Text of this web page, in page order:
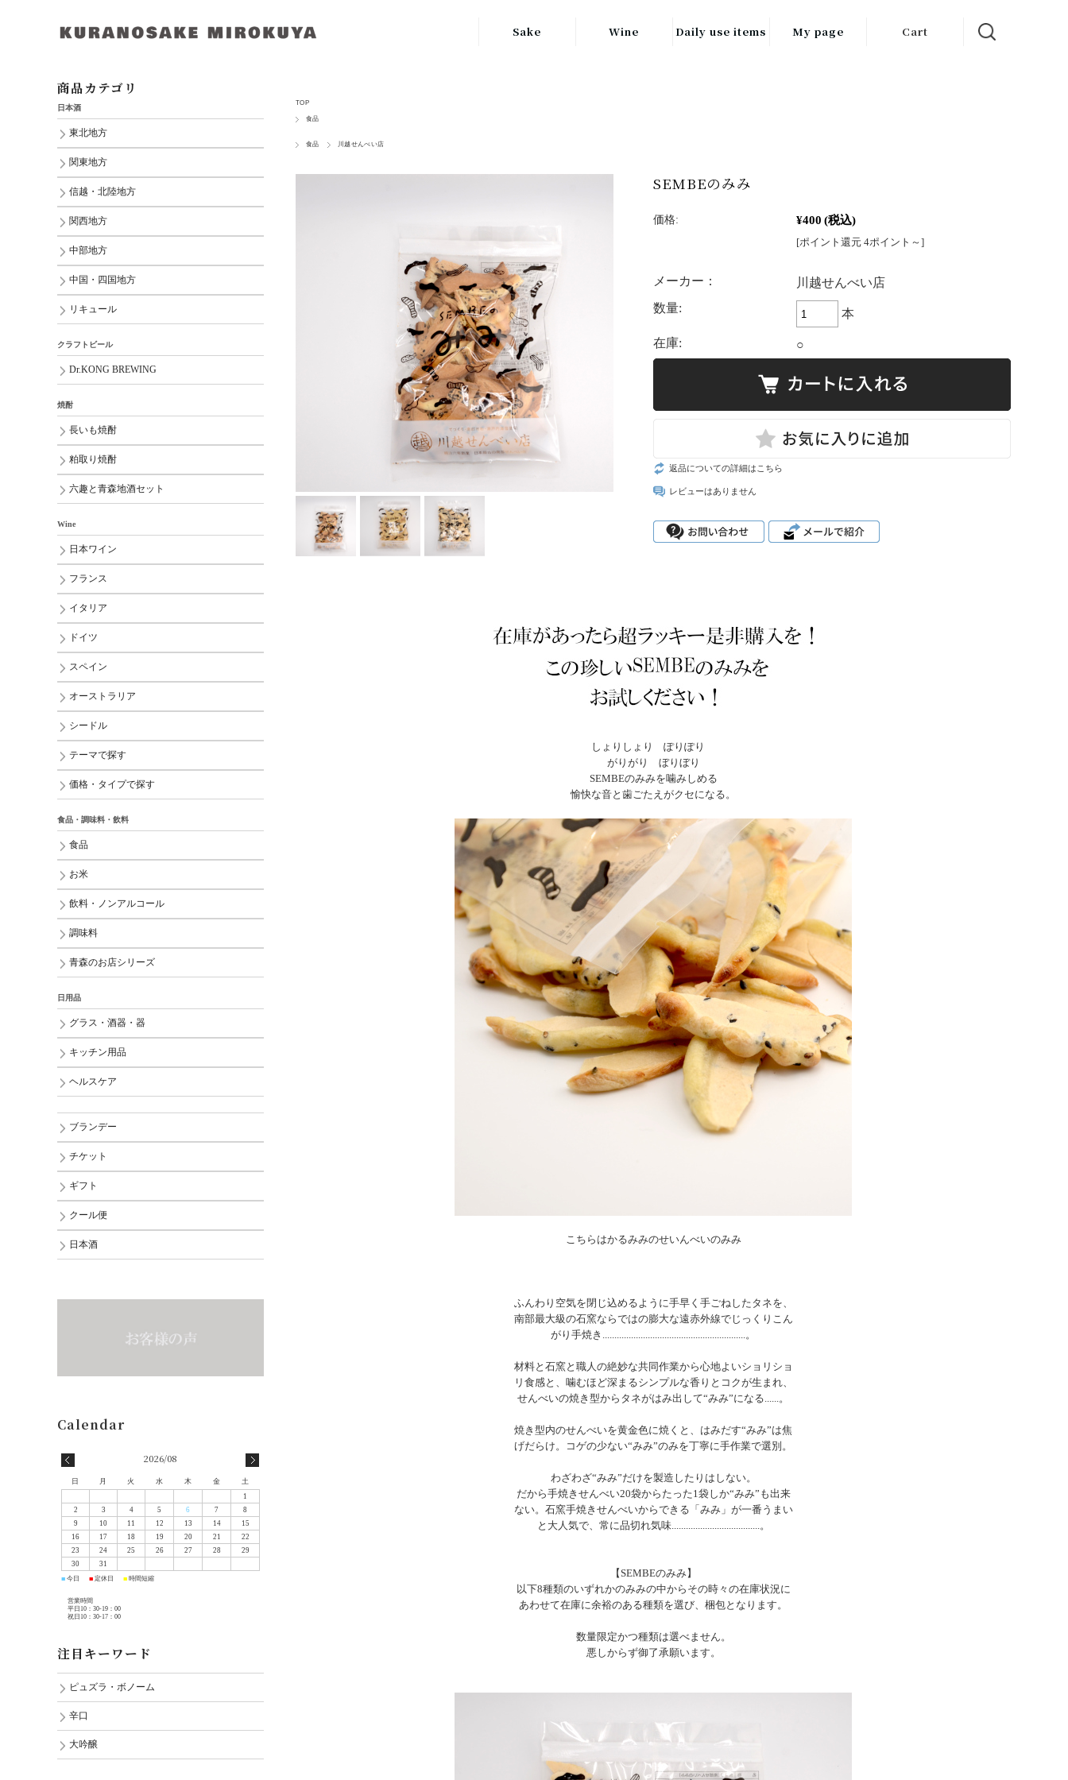
Sake
中部地方の地酒
中国・四国地方
の地酒
Wine
ITALY
Daily use items
キッチン用品
My page Cart
TOP
食品
食品 川越せんべい店
SEMBEのみみ
価格: ¥400 (税込)
[ポイント還元 4ポイント～]
メーカー：
川越せんべい店
数量:
本
在庫: ○
返品についての詳細はこちら
レビューはありません
しょりしょり ぽりぽり
がりがり ぼりぼり
SEMBEのみみを噛みしめる
愉快な音と歯ごたえがクセになる。
こちらはかるみみのせいんべいのみみ
ふんわり空気を閉じ込めるように手早く手ごねしたタネを、
南部最大級の石窯ならではの膨大な遠赤外線でじっくりこん
がり手焼き............................................................。
材料と石窯と職人の絶妙な共同作業から心地よいショリショ
リ食感と、噛むほど深まるシンプルな香りとコクが生まれ、
せんべいの焼き型からタネがはみ出して“みみ”になる......。
焼き型内のせんべいを黄金色に焼くと、はみだす“みみ”は焦
げだらけ。コゲの少ない“みみ”のみを丁寧に手作業で選別。
わざわざ“みみ”だけを製造したりはしない。
だから手焼きせんべい20袋からたった1袋しか“みみ”も出来
ない。石窯手焼きせんべいからできる「みみ」が一番うまい
と大人気で、常に品切れ気味.....................................。
【SEMBEのみみ】
以下8種類のいずれかのみみの中からその時々の在庫状況に
あわせて在庫に余裕のある種類を選び、梱包となります。
数量限定かつ種類は選べません。
悪しからず御了承願います。
商品カテゴリ
日本酒
東北地方
関東地方
信越・北陸地方
関西地方
中部地方
中国・四国地方
リキュール
クラフトビール
Dr.KONG BREWING
焼酎
長いも焼酎
粕取り焼酎
六趣と青森地酒セット
Wine
日本ワイン
フランス
イタリア
ドイツ
スペイン
オーストラリア
シードル
テーマで探す
価格・タイプで探す
食品・調味料・飲料
食品
お米
飲料・ノンアルコール
調味料
青森のお店シリーズ
日用品
グラス・酒器・器
キッチン用品
ヘルスケア
ブランデー
チケット
ギフト
クール便
日本酒
2026/08
日 月 火 水 木 金
土
1
2
3 4 5 6 7
8
9
10 11 12 13 14
15
16
17 18 19 20 21
22
23
24 25 26 27 28
29
30
31
■ 今日 ■ 定休日 ■ 時間短縮
営業時間
平日10：30-19：00
祝日10：30-17：00
注目キーワード
ピュズラ・ボノーム
辛口
大吟醸